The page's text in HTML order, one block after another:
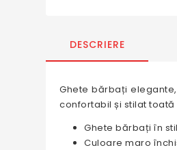
DESCRIERE
Ghete bărbați
confortabil și stilat
Ghete bărbați în
Culoare maro